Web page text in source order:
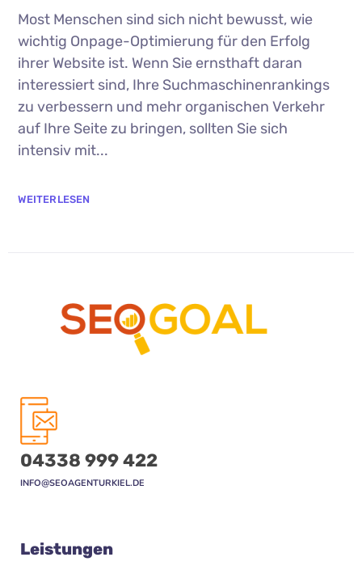
Most Menschen sind sich nicht bewusst, wie
wichtig Onpage-Optimierung für den Erfolg
ihrer Website ist. Wenn Sie ernsthaft daran
interessiert sind, Ihre Suchmaschinenrankings
zu verbessern und mehr organischen Verkehr
auf Ihre Seite zu bringen, sollten Sie sich
intensiv mit...
WEITERLESEN
04338 999 422
INFO@SEOAGENTURKIEL.DE
Leistungen